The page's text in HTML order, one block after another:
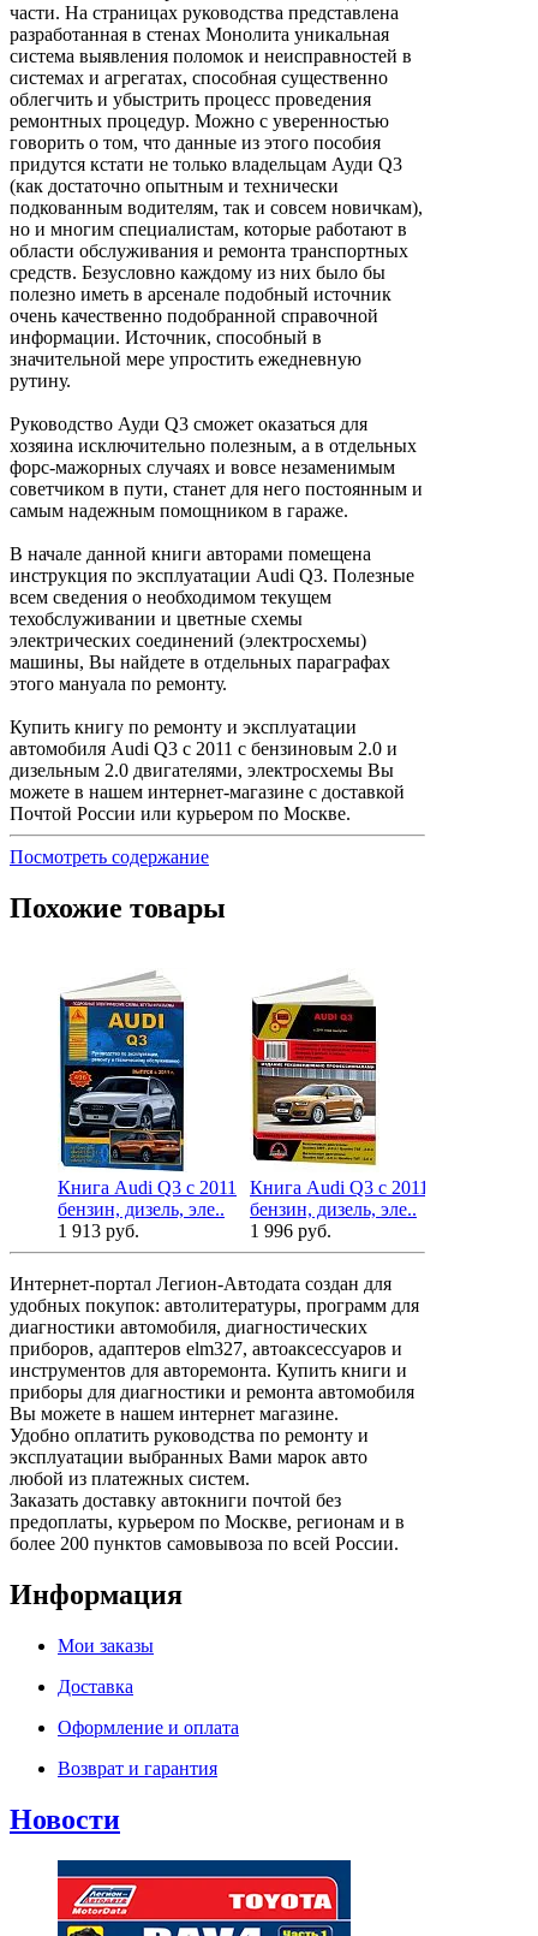
части. На страницах руководства представлена
разработанная в стенах Монолита уникальная
система выявления поломок и неисправностей в
системах и агрегатах, способная существенно
облегчить и убыстрить процесс проведения
ремонтных процедур. Можно с уверенностью
говорить о том, что данные из этого пособия
придутся кстати не только владельцам Ауди Q3
(как достаточно опытным и технически
подкованным водителям, так и совсем новичкам),
но и многим специалистам, которые работают в
области обслуживания и ремонта транспортных
средств. Безусловно каждому из них было бы
полезно иметь в арсенале подобный источник
очень качественно подобранной справочной
информации. Источник, способный в
значительной мере упростить ежедневную
рутину.
Руководство Ауди Q3 сможет оказаться для
хозяина исключительно полезным, а в отдельных
форс-мажорных случаях и вовсе незаменимым
советчиком в пути, станет для него постоянным и
самым надежным помощником в гараже.
В начале данной книги авторами помещена
инструкция по эксплуатации Audi Q3. Полезные
всем сведения о необходимом текущем
техобслуживании и цветные схемы
электрических соединений (электросхемы)
машины, Вы найдете в отдельных параграфах
этого мануала по ремонту.
Купить книгу по ремонту и эксплуатации
автомобиля Audi Q3 c 2011 с бензиновым 2.0 и
дизельным 2.0 двигателями, электросхемы Вы
можете в нашем интернет-магазине с доставкой
Почтой России или курьером по Москве.
Посмотреть содержание
Похожие товары
Книга Audi Q3 c 2011
бензин, дизель, эле..
1 913 руб.
Книга Audi Q3 c 2011
бензин, дизель, эле..
1 996 руб.
Интернет-портал Легион-Автодата создан для
удобных покупок: автолитературы, программ для
диагностики автомобиля, диагностических
приборов, адаптеров elm327, автоаксессуаров и
инструментов для авторемонта. Купить книги и
приборы для диагностики и ремонта автомобиля
Вы можете в нашем интернет магазине.
Удобно оплатить руководства по ремонту и
эксплуатации выбранных Вами марок авто
любой из платежных систем.
Заказать доставку автокниги почтой без
предоплаты, курьером по Москве, регионам и в
более 200 пунктов самовывоза по всей России.
Информация
Мои заказы
Доставка
Оформление и оплата
Возврат и гарантия
Новости